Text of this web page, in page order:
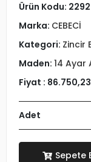
Ürün Kodu: 2292
Marka: CEBECİ
Kategori: Zincir
Maden: 14 Ayar
Fiyat : 86.750,23
Adet
Sepete